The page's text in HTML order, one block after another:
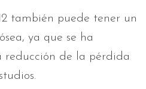
también puede tener un
ya que se ha
reducción de la pérdida